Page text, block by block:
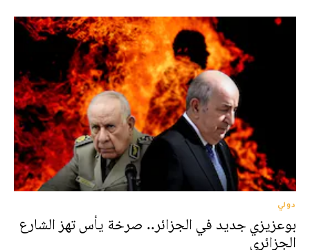
دولي
بوعزيزي جديد في الجزائر.. صرخة يأس تهز الشارع
الجزائري